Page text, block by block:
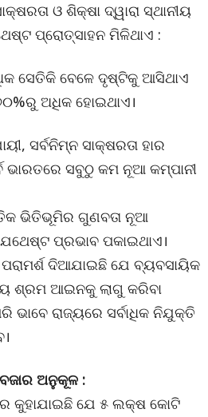
ଓ ଶିକ୍ଷା ଦ୍ୱାରା ସ୍ଥାନୀୟ
ପ୍ରୋତ୍ସାହନ ମିଳିଥାଏ :
ସେତିକି ବେଳେ ଦୃଷ୍ଟିକୁ ଆସିଥାଏ
ଅଧିକ ହୋଇଥାଏ।
ସର୍ବନିମ୍ନ ସାକ୍ଷରତା ହାର
ଭାରତରେ ସବୁଠୁ କମ ନୂଆ କମ୍ପାନୀ
ଭିତିଭୂମିର ଗୁଣବତା ନୂଆ
ପ୍ରଭାବ ପକାଇଥାଏ।
ଦିଆଯାଇଛି ଯେ ବ୍ୟବସାୟିକ
ଶ୍ରମ ଆଇନକୁ ଲାଗୁ କରିବା
ଭାବେ ରାଜ୍ୟରେ ସର୍ବାଧିକ ନିଯୁକ୍ତି
ଅନୁକୂଳ :
କୁହାଯାଇଛି ଯେ ୫ ଲକ୍ଷ କୋଟି